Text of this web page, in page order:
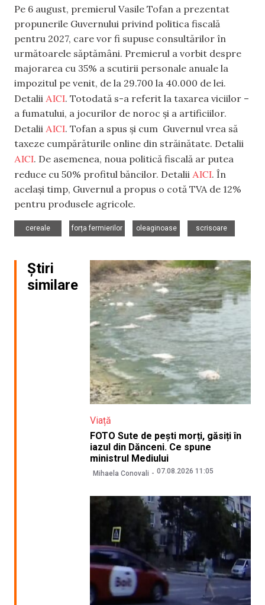
Pe 6 august, premierul Vasile Tofan a prezentat
propunerile Guvernului privind politica fiscală
pentru 2027, care vor fi supuse consultărilor în
următoarele săptămâni. Premierul a vorbit despre
majorarea cu 35% a scutirii personale anuale la
impozitul pe venit, de la 29.700 la 40.000 de lei.
Detalii AICI. Totodată s-a referit la taxarea viciilor –
a fumatului, a jocurilor de noroc și a artificiilor.
Detalii AICI. Tofan a spus și cum Guvernul vrea să
taxeze cumpărăturile online din străinătate. Detalii
AICI. De asemenea, noua politică fiscală ar putea
reduce cu 50% profitul băncilor. Detalii AICI. În
același timp, Guvernul a propus o cotă TVA de 12%
pentru produsele agricole.
cereale
forța fermierilor
oleaginoase
scrisoare
Știri
similare
Viață
FOTO Sute de pești morți, găsiți în
iazul din Dănceni. Ce spune
ministrul Mediului
Mihaela Conovali 07.08.2026 11:05